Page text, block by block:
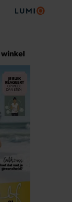
winkel